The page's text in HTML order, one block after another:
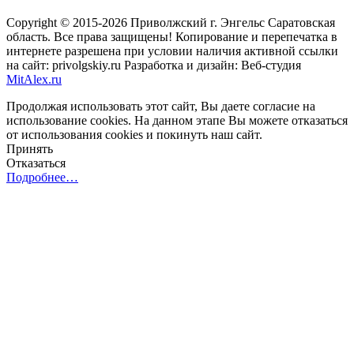
Copyright © 2015-2026 Приволжский г. Энгельс Саратовская
область. Все права защищены! Копирование и перепечатка в
интернете разрешена при условии наличия активной ссылки
на сайт: privolgskiy.ru Разработка и дизайн: Веб-студия
MitAlex.ru
Продолжая использовать этот сайт, Вы даете согласие на
использование cookies. На данном этапе Вы можете отказаться
от использования cookies и покинуть наш сайт.
Принять
Отказаться
Подробнее…